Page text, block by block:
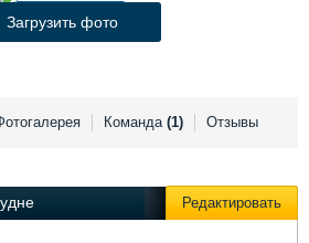
Материалы
Услуги
Галерея флота
Форум
Загрузить фото
Команда (1) Отзывы
Редактировать